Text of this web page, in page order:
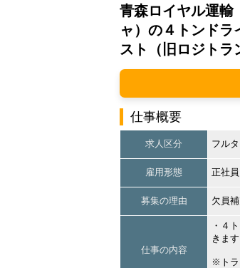
青森ロイヤル運
ャ）の４トンド
スト（旧ロジトラ
仕事概要
求人区分 フル
雇用形態 正社員
募集の理由 欠員
仕事の内容
・４
きます
※トラ